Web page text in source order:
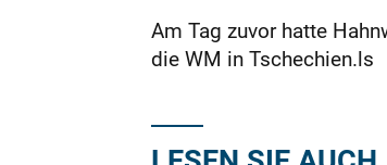
Am Tag zuvor hatte
die WM in Tschechien.ls